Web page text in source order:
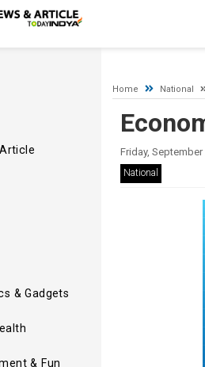
or instance-specific error
is configured to allow remote
& Gadgets
& Fun
Home National
Friday, September
National